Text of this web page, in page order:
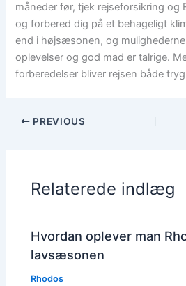
måneder før, tjek rejseforsikring og
og forbered dig på et behageligt
end i højsæsonen, og
oplevelser og god mad er talrige.
forberedelser bliver rejsen både
PREVIOUS
Relaterede indlæg
Hvordan oplever man
lavsæsonen
Rhodos